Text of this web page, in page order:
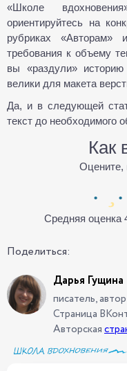
«Школе
ориентируйтесь на
рубриках «Авторам»
требования к объему
вы «раздули»
велики для макета
Да, и в следующей
текст до необходимого
Как
Оцените,
Средняя оценка
Поделиться:
Дарья Гущина
писатель,
Страница
Авторская